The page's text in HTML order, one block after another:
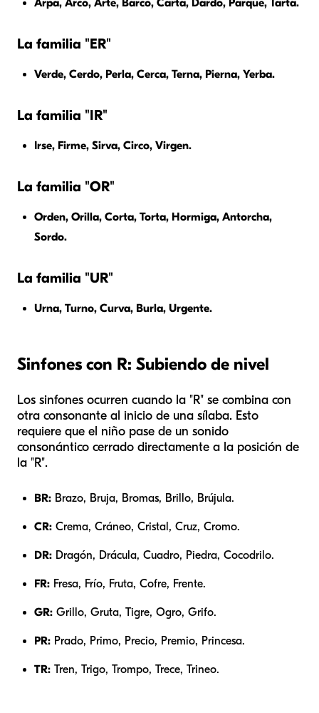
Arpa, Arco, Arte, Barco, Carta, Dardo, Parque, Tarta.
La familia "ER"
Verde, Cerdo, Perla, Cerca, Terna, Pierna, Yerba.
La familia "IR"
Irse, Firme, Sirva, Circo, Virgen.
La familia "OR"
Orden, Orilla, Corta, Torta, Hormiga, Antorcha,
Sordo.
La familia "UR"
Urna, Turno, Curva, Burla, Urgente.
Sinfones con R: Subiendo de nivel
Los sinfones ocurren cuando la "R" se combina con
otra consonante al inicio de una sílaba. Esto
requiere que el niño pase de un sonido
consonántico cerrado directamente a la posición de
la "R".
BR: Brazo, Bruja, Bromas, Brillo, Brújula.
CR: Crema, Cráneo, Cristal, Cruz, Cromo.
DR: Dragón, Drácula, Cuadro, Piedra, Cocodrilo.
FR: Fresa, Frío, Fruta, Cofre, Frente.
GR: Grillo, Gruta, Tigre, Ogro, Grifo.
PR: Prado, Primo, Precio, Premio, Princesa.
TR: Tren, Trigo, Trompo, Trece, Trineo.